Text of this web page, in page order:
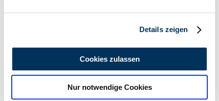
analysieren. Außerdem geben wir Informationen zu Ihrer
Verwendung unserer Website an unsere Partner für
Details zeigen
Cookies zulassen
Nur notwendige Cookies